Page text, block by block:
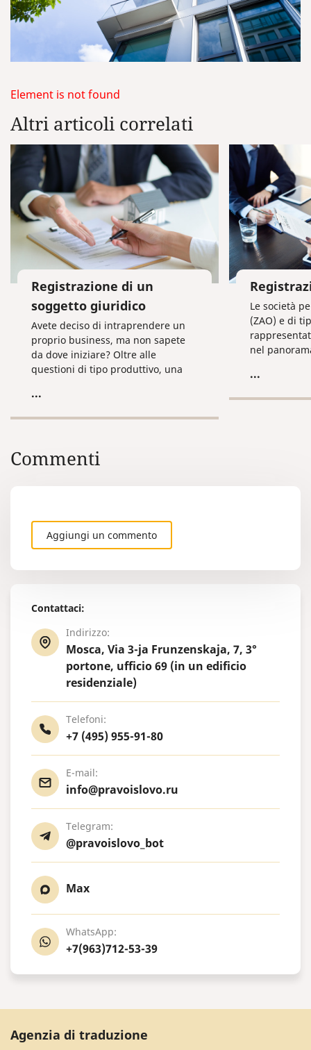
Contattaci:
Indirizzo:
Mosca, Via 3-ja Frunzenskaja, 7, 3°
portone, ufficio 69 (in un edificio
residenziale)
Telefoni:
+7 (495) 955-91-80
E-mail:
info@pravoislovo.ru
Telegram:
@pravoislovo_bot
Max
WhatsApp:
+7(963)712-53-39
Element is not found
Altri articoli correlati
Registrazione di un
soggetto giuridico
Avete deciso di intraprendere un
proprio business, ma non sapete
da dove iniziare? Oltre alle
questioni di tipo produttivo, una
fare, è occuparsi delle questioni di
...
Le società
(ZAO) e di
nel
...
Commenti
Aggiungi un commento
Agenzia di traduzione